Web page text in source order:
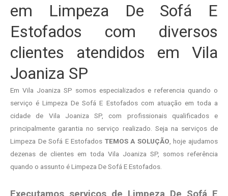
em Limpeza De Sofá E
Estofados com diversos
clientes atendidos em Vila
Joaniza SP
Em Vila Joaniza SP somos especializados e referencia quando o
serviço é Limpeza De Sofá E Estofados com atuação em toda a
cidade de Vila Joaniza SP, com profissionais qualificados e
principalmente garantia no serviço realizado. Seja na serviços de
Limpeza De Sofá E Estofados TEMOS A SOLUÇÃO , hoje ajudamos
dezenas de clientes em toda Vila Joaniza SP, somos referência
quando o assunto é Limpeza De Sofá E Estofados.